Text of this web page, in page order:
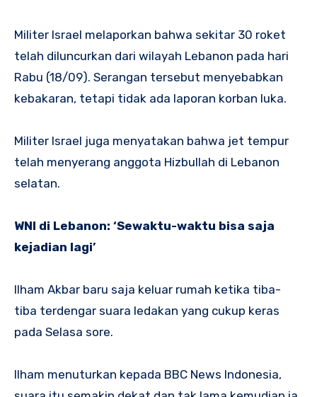
Militer Israel melaporkan bahwa sekitar 30 roket
telah diluncurkan dari wilayah Lebanon pada hari
Rabu (18/09). Serangan tersebut menyebabkan
kebakaran, tetapi tidak ada laporan korban luka.
Militer Israel juga menyatakan bahwa jet tempur
telah menyerang anggota Hizbullah di Lebanon
selatan.
WNI di Lebanon: ‘Sewaktu-waktu bisa saja
kejadian lagi’
Ilham Akbar baru saja keluar rumah ketika tiba-
tiba terdengar suara ledakan yang cukup keras
pada Selasa sore.
Ilham menuturkan kepada BBC News Indonesia,